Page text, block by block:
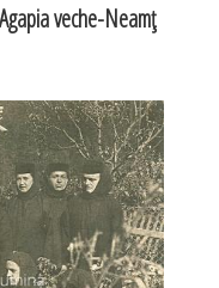
veche-Neamţ